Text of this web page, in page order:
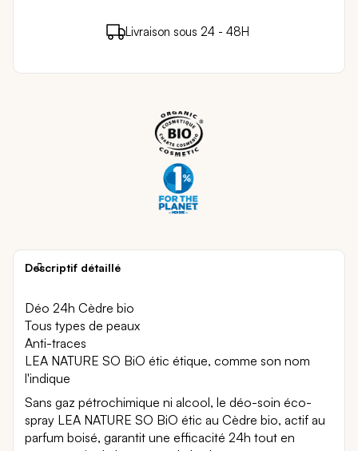
5 points de fidélité ( 0,10 € )en achetant ce
Livraison sous 24 - 48H
Paiement sécurisé
Descriptif détaillé
Déo 24h Cèdre bio
Tous types de peaux
Anti-traces
LEA NATURE SO BiO étic étique, comme son nom
l'indique
Sans gaz pétrochimique ni alcool, le déo-soin éco-
spray LEA NATURE SO BiO étic au Cèdre bio, actif au
parfum boisé, garantit une efficacité 24h tout en